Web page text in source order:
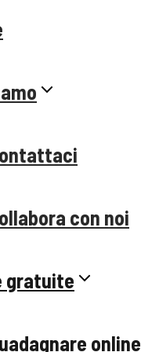
con noi
gratuite
online